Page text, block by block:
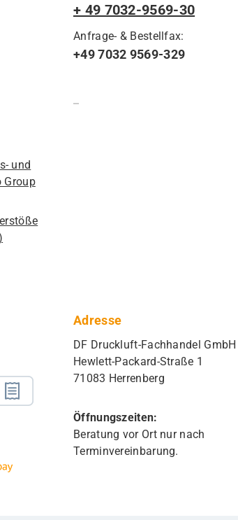
+ 49 7032-9569-30
Anfrage- & Bestellfax:
+49 7032 9569-329
und
Group
Adresse
DF Druckluft-Fachhandel GmbH
Hewlett-Packard-Straße 1
71083 Herrenberg
Öffnungszeiten:
Beratung vor Ort nur nach
Terminvereinbarung.